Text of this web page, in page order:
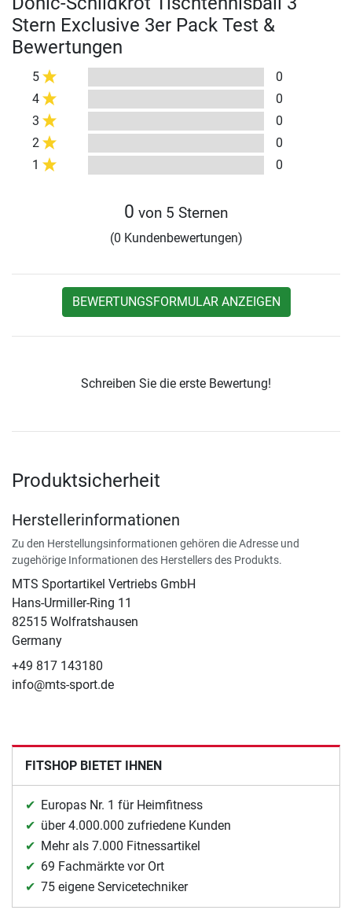
Stern Exclusive 3er Pack Test &
Bewertungen
5
0
4
0
3
0
2
0
1
0
0 von 5 Sternen
(0 Kundenbewertungen)
BEWERTUNGSFORMULAR ANZEIGEN
Schreiben Sie die erste Bewertung!
Produktsicherheit
Herstellerinformationen
Zu den Herstellungsinformationen gehören die Adresse und
zugehörige Informationen des Herstellers des Produkts.
MTS Sportartikel Vertriebs GmbH
Hans-Urmiller-Ring 11
82515 Wolfratshausen
Germany
+49 817 143180
info@mts-sport.de
FITSHOP BIETET IHNEN
Europas Nr. 1 für Heimfitness
über 4.000.000 zufriedene Kunden
Mehr als 7.000 Fitnessartikel
69 Fachmärkte vor Ort
75 eigene Servicetechniker